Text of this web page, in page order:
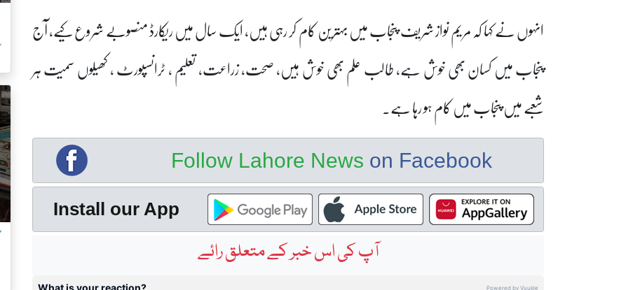
انہوں نے کہا کہ مریم نواز شریف پنجاب میں بہترین کام کر رہی ہیں، ایک سال میں ریکارڈ منصوبے شروع کیے، آج
پنجاب میں کسان بھی خوش ہے، طالب علم بھی خوش ہیں، صحت، زراعت، تعلیم ، ٹرانسپورٹ ، کھیلوں سمیت ہر
شعبے میں پنجاب میں کام ہو رہا ہے۔
Follow Lahore News on Facebook
Install our App
آپ کی اس خبر کے متعلق رائے